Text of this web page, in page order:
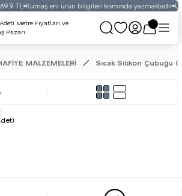
TL Kumaş eni ürün bilgileri kısmında yazmaktadır
MALZEMELERİ Sıcak Silikon Çubuğu